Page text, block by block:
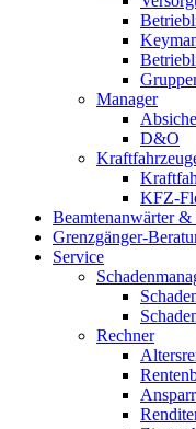
Manager
D&O
KFZ-
Beamtenanwärter &
Grenzgänger-
Service
Rechner